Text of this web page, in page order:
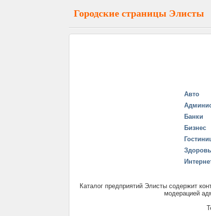
Городские страницы Элисты
Авто
Банки
Бизнес
Каталог предприятий Элисты содержит
модерацией